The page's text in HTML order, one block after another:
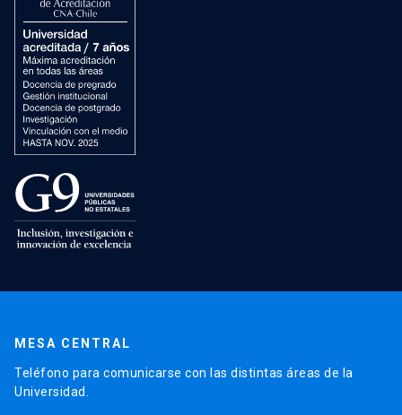
MESA CENTRAL
Teléfono para comunicarse con las distintas áreas de la
Universidad.